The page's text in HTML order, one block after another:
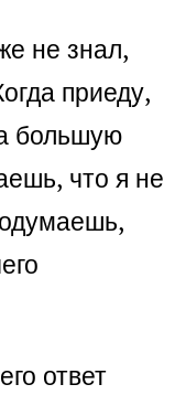
не знал,
приеду,
большую
что я не
ответ